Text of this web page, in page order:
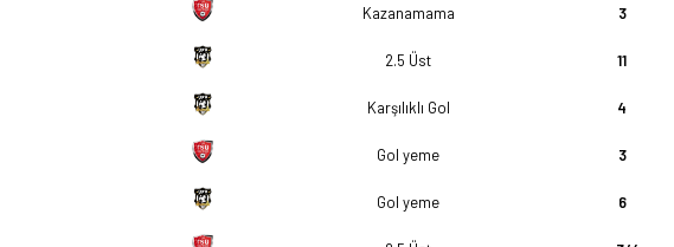
Kazanamama 3
2.5 Üst 11
Karşılıklı Gol 4
Gol yeme 3
Gol yeme 6